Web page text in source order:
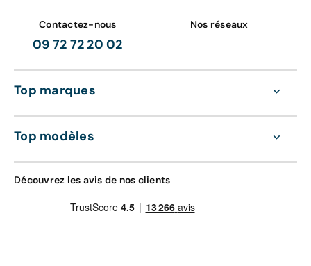
Contactez-nous
09 72 72 20 02
Nos réseaux
Top marques
Top modèles
Découvrez les avis de nos clients